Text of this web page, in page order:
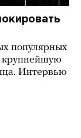
популярных
крупнейшую
Интервью